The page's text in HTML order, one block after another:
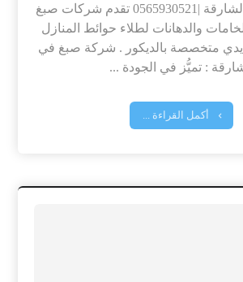
شركة صبغ في الشارقة |0565930521 تقدم شركات صبغ
والدهانات لطلاء حوائط المنازل
ايدي متخصصة بالديكور . شركة صبغ في
: تميُّز في الجودة ...
أكمل القراءة ...